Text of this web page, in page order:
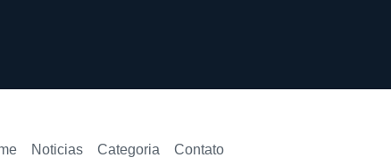
Noticias Categoria Contato